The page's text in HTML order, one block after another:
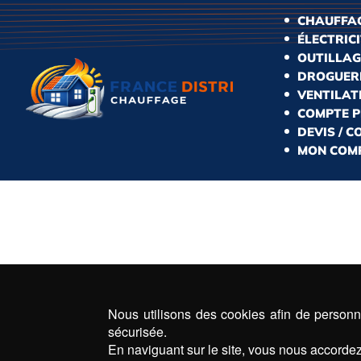
COMPTE
DEVIS /
MON
Nous utilisons des cookies afin de
sécurisée.
En naviguant sur le site, vous nous